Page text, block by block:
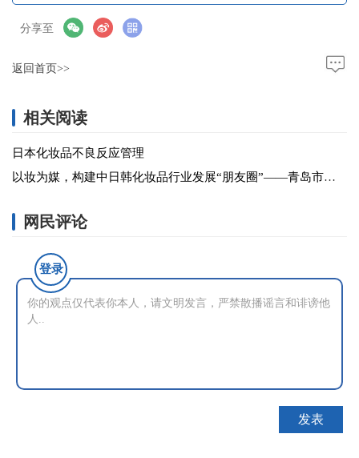
分享至
返回首页>>
相关阅读
日本化妆品不良反应管理
以妆为媒，构建中日韩化妆品行业发展“朋友圈”——青岛市进口普通化妆品备案暨出口日韩化妆品企业沙龙成功举办
网民评论
登录